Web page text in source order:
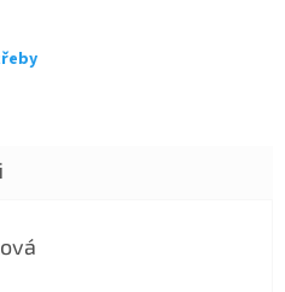
je 5 z 5 hvězdiček.